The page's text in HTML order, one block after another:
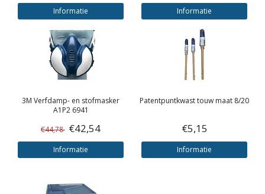
Informatie Informatie
3M Verfdamp- en stofmasker
A1P2 6941
€44,78 €42,54
Informatie
Patentpuntkwast touw maat 8/20
€5,15
Informatie